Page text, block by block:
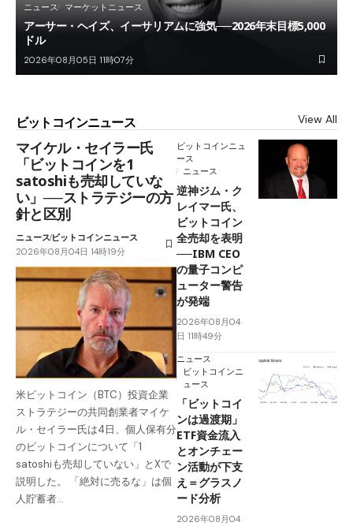
ニュース マーケットニュース
アーサー・ヘイズ、イーサリアムに強気──2026年末目標5,000
ドル
2026年08月05日 11時07分
ビットコインニュース View All
マイケル・セイラー氏
「ビットコインを1
satoshiも売却していな
い」──ストラテジーの方
針と区別
ニュースビットコインニュース
2026年08月04日 14時19分
米ビットコイン（BTC）投資企業
ストラテジーの共同創業者マイケ
ル・セイラー氏は4日、個人保有分
のビットコインについて「1
satoshiも売却していない」とXで
説明した。 「絶対に売るな」は個
人貯蓄者…
ビットコインニュ
ース
ニュース
逆神ジム・ク
レイマー氏、
ビットコイン
全売却を表明
──IBM CEO
の量子コンピ
ューター警告
が発端
2026年08月04
日 11時49分
ニュース
ビットコインニ
ュース
「ビットコイ
ンは過渡期」
ETF資金流入
とオンチェー
ン活動が下支
え＝グラスノ
ード分析
2026年08月04